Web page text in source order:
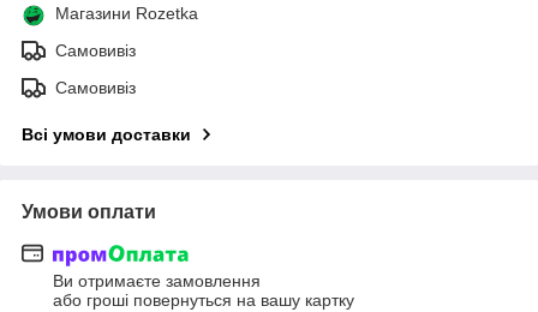
Магазини Rozetka
Самовивіз
Самовивіз
Всі умови доставки
Умови оплати
Ви отримаєте замовлення
або гроші повернуться на вашу картку